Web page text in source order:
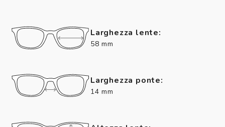
Larghezza lente:
58 mm
Larghezza ponte:
14 mm